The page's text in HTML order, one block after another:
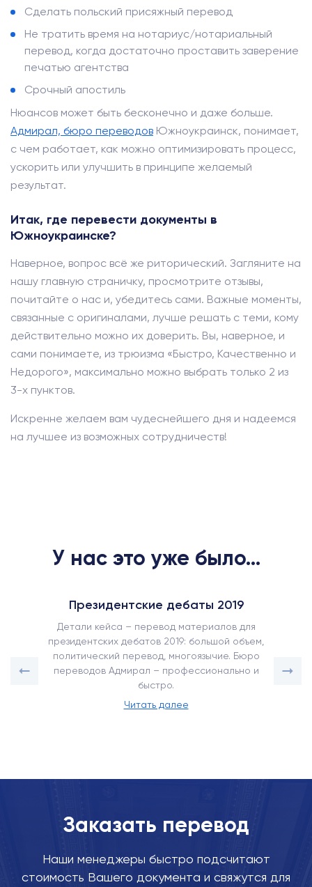
Сделать польский присяжный перевод
Не тратить время на нотариус/нотариальный
перевод, когда достаточно проставить заверение
печатью агентства
Срочный апостиль
Нюансов может быть бесконечно и даже больше.
Адмирал, бюро переводов Южноукраинск, понимает,
с чем работает, как можно оптимизировать процесс,
ускорить или улучшить в принципе желаемый
результат.
Итак, где перевести документы в
Южноукраинске?
Наверное, вопрос всё же риторический. Загляните на
нашу главную страничку, просмотрите отзывы,
почитайте о нас и, убедитесь сами. Важные моменты,
связанные с оригиналами, лучше решать с теми, кому
действительно можно их доверить. Вы, наверное, и
сами понимаете, из трюизма «Быстро, Качественно и
Недорого», максимально можно выбрать только 2 из
3-х пунктов.
Искренне желаем вам чудеснейшего дня и надеемся
на лучшее из возможных сотрудничеств!
У нас это уже было...
Президентские дебаты 2019
Детали кейса – перевод материалов для
президентских дебатов 2019: большой объем,
политический перевод, многоязычие. Бюро
переводов Адмирал – профессионально и
быстро.
Читать далее
Заказать перевод
Наши менеджеры быстро подсчитают
стоимость Вашего документа и свяжутся для